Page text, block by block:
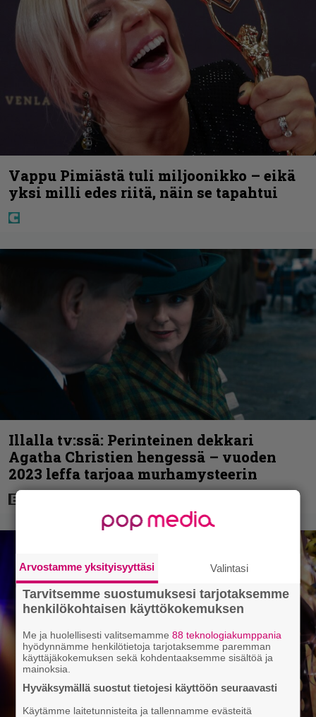
Vappu Pimiästä tuli miljoonikko – eikä
yksi milli edes riitä, näin se tapahtui
Illalla tv:ssä: Perinteinen dekkari
Agatha Christien hengessä – vuoden
2023 leffa tarjoaa murhamysteerin
Arvostamme yksityisyyttäsi Valintasi
Tarvitsemme suostumuksesi tarjotaksemme
henkilökohtaisen käyttökokemuksen
Me ja huolellisesti valitsemamme88 teknologiakumppania
hyödynnämme henkilötietoja tarjotaksemme paremman
käyttäjäkokemuksen sekä kohdentaaksemme sisältöä ja
mainoksia.
Hyväksymällä suostut tietojesi käyttöön seuraavasti
Käytämme laitetunnisteita ja tallennamme evästeitä